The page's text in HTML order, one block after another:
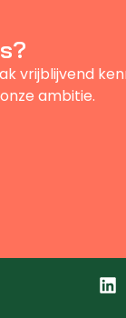
vrijblijvend
ambitie.